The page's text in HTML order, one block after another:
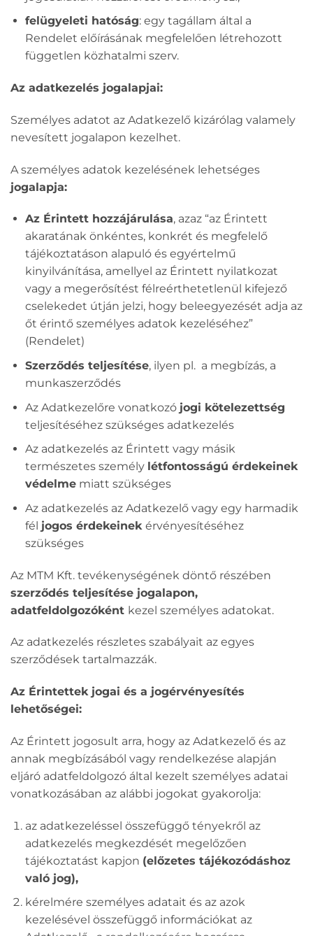
felügyeleti hatóság: egy tagállam által a
Rendelet előírásának megfelelően létrehozott
független közhatalmi szerv.
Az adatkezelés jogalapjai:
Személyes adatot az Adatkezelő kizárólag valamely
nevesített jogalapon kezelhet.
A személyes adatok kezelésének lehetséges
jogalapja:
Az Érintett hozzájárulása, azaz “az Érintett
akaratának önkéntes, konkrét és megfelelő
tájékoztatáson alapuló és egyértelmű
kinyilvánítása, amellyel az Érintett nyilatkozat
vagy a megerősítést félreérthetetlenül kifejező
cselekedet útján jelzi, hogy beleegyezését adja az
őt érintő személyes adatok kezeléséhez”
(Rendelet)
Szerződés teljesítése, ilyen pl. a megbízás, a
munkaszerződés
Az Adatkezelőre vonatkozó jogi kötelezettség
teljesítéséhez szükséges adatkezelés
Az adatkezelés az Érintett vagy másik
természetes személy létfontosságú érdekeinek
védelmemiatt szükséges
Az adatkezelés az Adatkezelő vagy egy harmadik
fél jogos érdekeinek érvényesítéséhez
szükséges
Az MTM Kft. tevékenységének döntő részében
szerződés teljesítése jogalapon,
adatfeldolgozóként kezel személyes adatokat.
Az adatkezelés részletes szabályait az egyes
szerződések tartalmazzák.
Az Érintettek jogai és a jogérvényesítés
lehetőségei:
Az Érintett jogosult arra, hogy az Adatkezelő és az
annak megbízásából vagy rendelkezése alapján
eljáró adatfeldolgozó által kezelt személyes adatai
vonatkozásában az alábbi jogokat gyakorolja:
az adatkezeléssel összefüggő tényekről az
adatkezelés megkezdését megelőzően
tájékoztatást kapjon (előzetes tájékozódáshoz
való jog),
kérelmére személyes adatait és az azok
kezelésével összefüggő információkat az